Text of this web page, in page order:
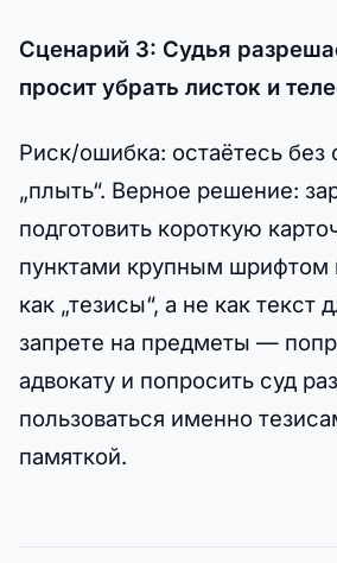
Сценарий 3: Судья
просит убрать листок и
Риск/ошибка: остаётесь без
„плыть“. Верное решение:
подготовить короткую
пунктами крупным шрифтом
как „тезисы“, а не как текст
запрете на предметы —
адвокату и попросить суд
пользоваться именно
памяткой.